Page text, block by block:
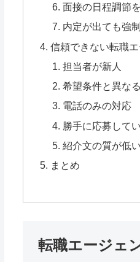
面接の日程調節
内定が出ても強
信頼できない転職
担当者が新人
希望条件と異な
電話のみの対応
勝手に応募して
紹介文の質が低い
まとめ
転職エージェ